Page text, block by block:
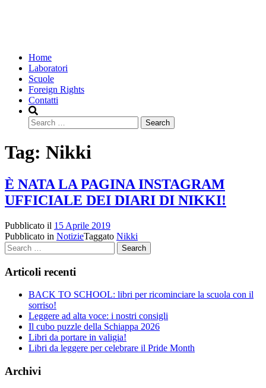
Home
Laboratori
Scuole
Foreign Rights
Contatti
Search
Tag: Nikki
È NATA LA PAGINA INSTAGRAM
UFFICIALE DEI DIARI DI NIKKI!
Pubblicato il 15 Aprile 2019
Pubblicato in NotizieTaggato Nikki
Search
Articoli recenti
BACK TO SCHOOL: libri per ricominciare la scuola con il
sorriso!
Leggere ad alta voce: i nostri consigli
Il cubo puzzle della Schiappa 2026
Libri da portare in valigia!
Libri da leggere per celebrare il Pride Month
Archivi